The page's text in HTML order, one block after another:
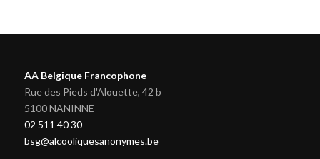
AA Belgique Francophone
Rue des Pieds d'Alouette, 42 b
5100 NANINNE
02 511 40 30
bsg@alcooliquesanonymes.be